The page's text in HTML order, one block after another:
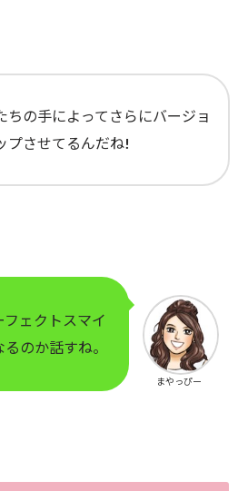
ちの手によってさらにバージョ
プさせてるんだね!
ェクトスマイ
のか話すね。
まやっぴー